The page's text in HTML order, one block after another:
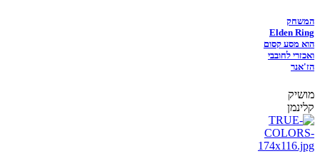
המשחק
Elden Ring
הוא מסע קסום
ואכזרי לחובבי
הז'אנר
מושיק
קלינמן